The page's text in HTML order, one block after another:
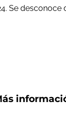
Se desconoce